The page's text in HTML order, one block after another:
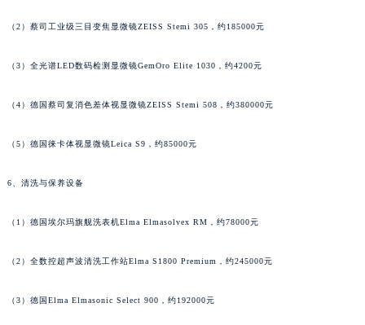
（2）蔡司工业级三目变焦显微镜ZEISS Stemi 305，约185000元
（3）全光谱LED数码检测显微镜GemOro Elite 1030，约4200元
（4）德国蔡司复消色差体视显微镜ZEISS Stemi 508，约380000元
（5）德国徕卡体视显微镜Leica S9，约85000元
6、清洗与保养设备
（1）德国埃尔玛旗舰洗表机Elma Elmasolvex RM，约78000元
（2）全数控超声波清洗工作站Elma S1800 Premium，约245000元
（3）德国Elma Elmasonic Select 900，约192000元